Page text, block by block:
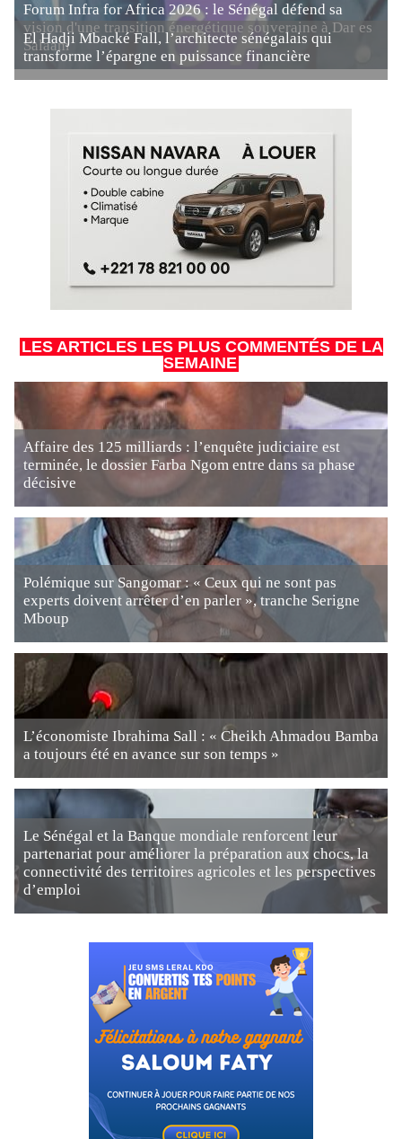
Forum Infra for Africa 2026 : le Sénégal défend sa
vision d'une transition énergétique souveraine à Dar es
Salaam
El Hadji Mbacké Fall, l’architecte sénégalais qui
transforme l’épargne en puissance financière
LES ARTICLES LES PLUS COMMENTÉS DE LA
SEMAINE
Affaire des 125 milliards : l’enquête judiciaire est
terminée, le dossier Farba Ngom entre dans sa phase
décisive
Polémique sur Sangomar : « Ceux qui ne sont pas
experts doivent arrêter d’en parler », tranche Serigne
Mboup
L’économiste Ibrahima Sall : « Cheikh Ahmadou Bamba
a toujours été en avance sur son temps »
Le Sénégal et la Banque mondiale renforcent leur
partenariat pour améliorer la préparation aux chocs, la
connectivité des territoires agricoles et les perspectives
d’emploi